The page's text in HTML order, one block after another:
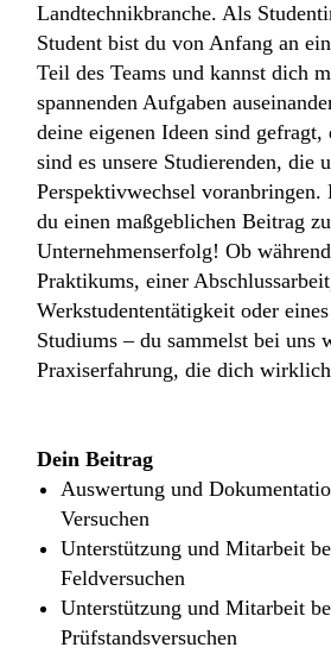
Landtechnikbranche. Als
Student bist du von Anfang an
Teil des Teams und kannst dich
spannenden Aufgaben
deine eigenen Ideen sind gefragt,
sind es unsere Studierenden, die
Perspektivwechsel voranbringen.
du einen maßgeblichen Beitrag
Unternehmenserfolg! Ob
Praktikums, einer
Werkstudententätigkeit oder
Studiums – du sammelst bei uns
Praxiserfahrung, die dich
Dein Beitrag
Auswertung und
Versuchen
Unterstützung und Mitarbeit
Feldversuchen
Unterstützung und Mitarbeit
Prüfstandsversuchen